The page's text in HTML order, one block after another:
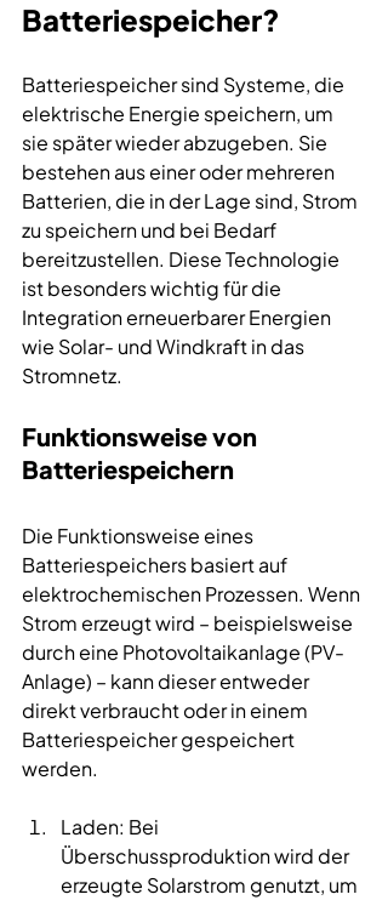
Batteriespeicher?
Batteriespeicher sind Systeme, die
elektrische Energie speichern, um
sie später wieder abzugeben. Sie
bestehen aus einer oder mehreren
Batterien, die in der Lage sind, Strom
zu speichern und bei Bedarf
bereitzustellen. Diese Technologie
ist besonders wichtig für die
Integration erneuerbarer Energien
wie Solar- und Windkraft in das
Stromnetz.
Funktionsweise von
Batteriespeichern
Die Funktionsweise eines
Batteriespeichers basiert auf
elektrochemischen Prozessen. Wenn
Strom erzeugt wird – beispielsweise
durch eine Photovoltaikanlage (PV-
Anlage) – kann dieser entweder
direkt verbraucht oder in einem
Batteriespeicher gespeichert
werden.
Laden: Bei
Überschussproduktion wird der
erzeugte Solarstrom genutzt, um